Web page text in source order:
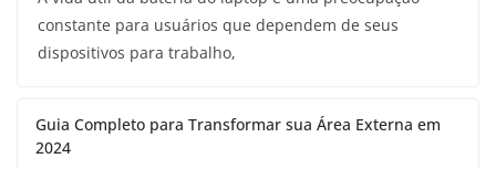
constante para usuários que dependem de seus
dispositivos para trabalho,
Guia Completo para Transformar sua Área Externa em
2024